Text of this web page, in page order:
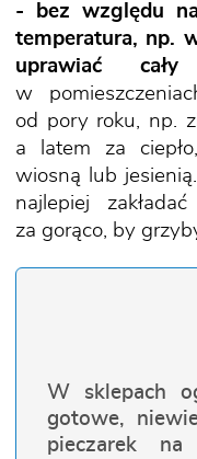
- bez względu
temperatura, np.
uprawiać
w
od pory roku, np.
a latem za
wiosną lub
najlepiej
za gorąco, by
W sklepach
gotowe,
pieczarek